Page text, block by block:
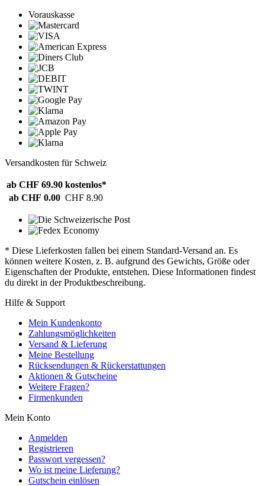
Vorauskasse
Versandkosten für Schweiz
ab CHF 69.90 kostenlos*
ab CHF 0.00 CHF 8.90
* Diese Lieferkosten fallen bei einem Standard-Versand an. Es
können weitere Kosten, z. B. aufgrund des Gewichts, Größe oder
Eigenschaften der Produkte, entstehen. Diese Informationen findest
du direkt in der Produktbeschreibung.
Hilfe & Support
Mein Kundenkonto
Zahlungsmöglichkeiten
Versand & Lieferung
Meine Bestellung
Rücksendungen & Rückerstattungen
Aktionen & Gutscheine
Weitere Fragen?
Firmenkunden
Mein Konto
Anmelden
Registrieren
Passwort vergessen?
Wo ist meine Lieferung?
Gutschein einlösen